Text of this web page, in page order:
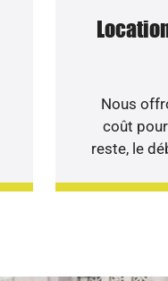
Nous
coût
reste, le